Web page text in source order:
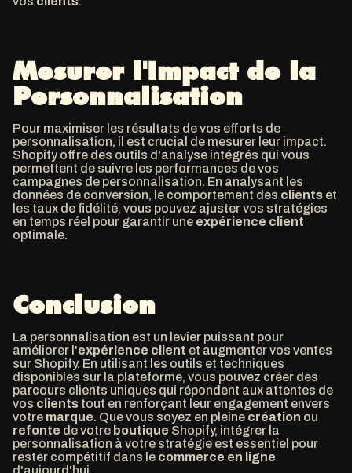
Mesurer l'Impact de la
Personnalisation
Pour maximiser les résultats de vos efforts de
personnalisation, il est crucial de mesurer leur impact.
Shopify offre des outils d'analyse intégrés qui vous
permettent de suivre les performances de vos
campagnes de personnalisation. En analysant les
données de conversion, le comportement des clients et
les taux de fidélité, vous pouvez ajuster vos stratégies
en temps réel pour garantir une expérience client
optimale.
Conclusion
La personnalisation est un levier puissant pour
améliorer l'expérience client et augmenter vos ventes
sur Shopify. En utilisant les outils et techniques
disponibles sur la plateforme, vous pouvez créer des
parcours clients uniques qui répondent aux attentes de
vos clients tout en renforçant leur engagement envers
votre marque. Que vous soyez en pleine création ou
refonte de votre boutique Shopify, intégrer la
personnalisation à votre stratégie est essentiel pour
rester compétitif dans le commerce en ligne
d'aujourd'hui.